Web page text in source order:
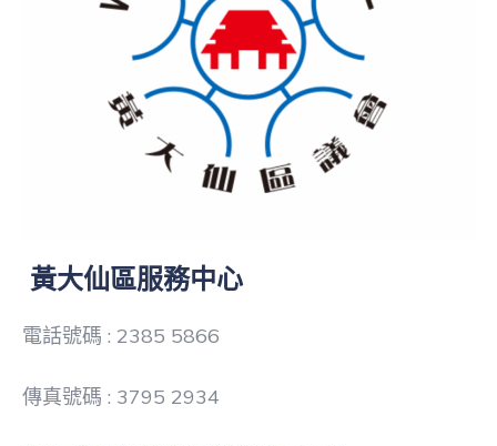
黃大仙區服務中心
電話號碼 : 2385 5866
傳真號碼 : 3795 2934